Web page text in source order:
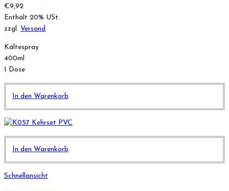
€9,92
Enthält 20% USt.
zzgl. Versand
Kältespray
400ml
1 Dose
In den Warenkorb
In den Warenkorb
Schnellansicht